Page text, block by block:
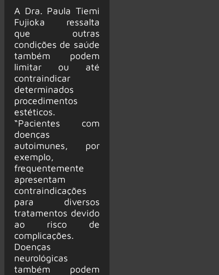
A Dra. Paula Tiemi
Fujioka ressalta
que outras
condições de saúde
também podem
limitar ou até
contraindicar
determinados
procedimentos
estéticos.
“Pacientes com
doenças
autoimunes, por
exemplo,
frequentemente
apresentam
contraindicações
para diversos
tratamentos devido
ao risco de
complicações.
Doenças
neurológicas
também podem